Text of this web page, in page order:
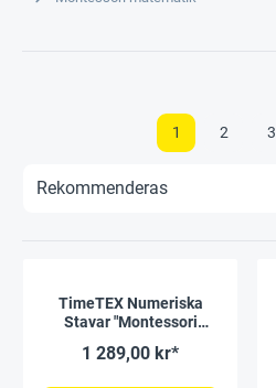
1 2 3
TimeTEX Numeriska
Stavar "Montessori
1 289,00 kr*